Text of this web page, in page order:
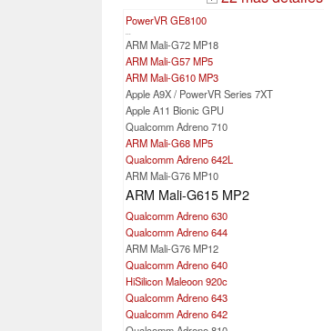
PowerVR GE8100
...
ARM Mali-G72 MP18
ARM Mali-G57 MP5
ARM Mali-G610 MP3
Apple A9X / PowerVR Series 7XT
Apple A11 Bionic GPU
Qualcomm Adreno 710
ARM Mali-G68 MP5
Qualcomm Adreno 642L
ARM Mali-G76 MP10
ARM Mali-G615 MP2
Qualcomm Adreno 630
Qualcomm Adreno 644
ARM Mali-G76 MP12
Qualcomm Adreno 640
HiSilicon Maleoon 920c
Qualcomm Adreno 643
Qualcomm Adreno 642